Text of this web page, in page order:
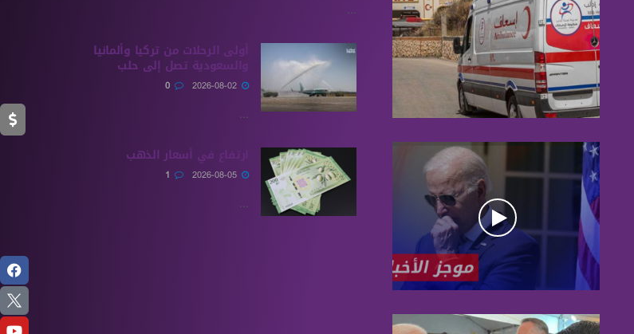
...
أولى الرحلات من ‏تركيا وألمانيا
والسعودية تصل إلى حلب
...
ارتفاع في أسعار الذهب
...